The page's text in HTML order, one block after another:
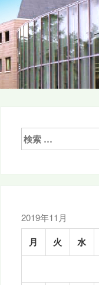
検
索:
2019年11月
月 火 水